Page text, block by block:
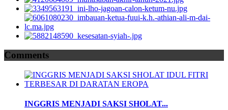
Comments
INGGRIS MENJADI SAKSI SHOLAT...